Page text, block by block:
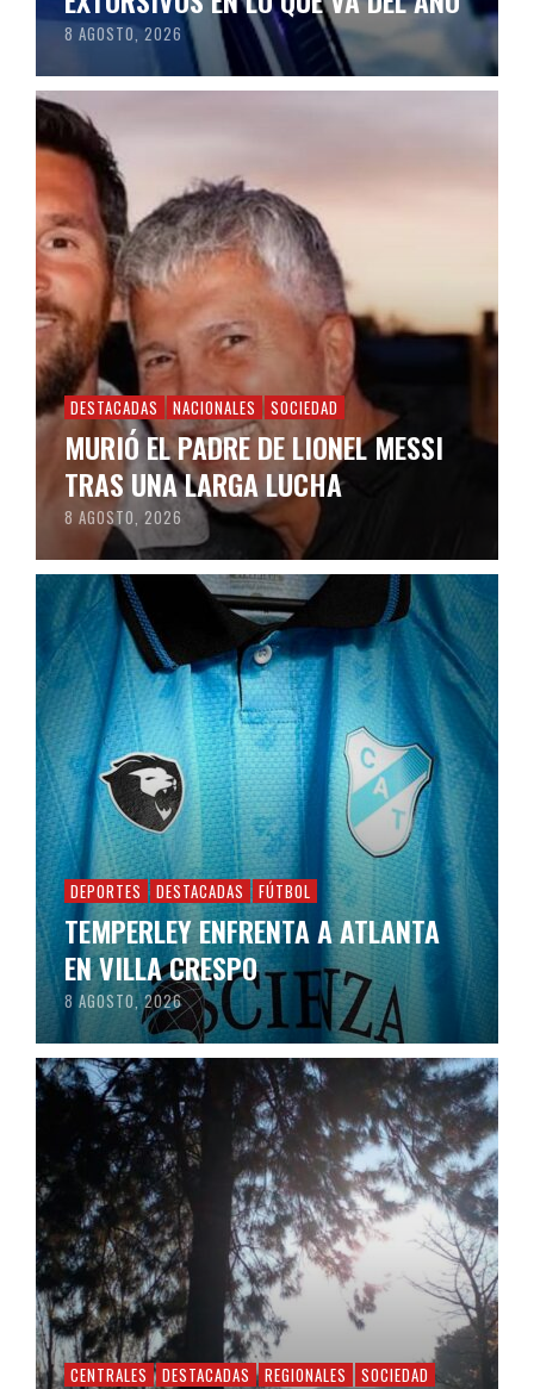
8 AGOSTO, 2026
DESTACADAS NACIONALES SOCIEDAD
MURIÓ EL PADRE DE LIONEL MESSI
TRAS UNA LARGA LUCHA
8 AGOSTO, 2026
DEPORTES DESTACADAS FÚTBOL
TEMPERLEY ENFRENTA A ATLANTA
EN VILLA CRESPO
8 AGOSTO, 2026
CENTRALES DESTACADAS REGIONALES SOCIEDAD